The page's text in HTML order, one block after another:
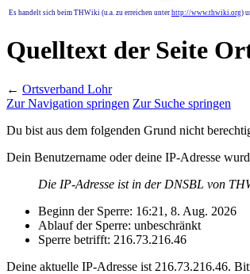
Es handelt sich beim THWiki (u.a. zu erreichen unter http://www.thwiki.org)
Quelltext der Seite
← Ortsverband Lohr
Zur Navigation springen Zur Suche springen
Du bist aus dem folgenden Grund nicht
Dein Benutzername oder deine IP-Adresse
Die IP-Adresse ist in der DNSBL von
Beginn der Sperre: 16:21, 8. Aug. 2026
Ablauf der Sperre: unbeschränkt
Sperre betrifft: 216.73.216.46
Deine aktuelle IP-Adresse ist 216.73.216.46.